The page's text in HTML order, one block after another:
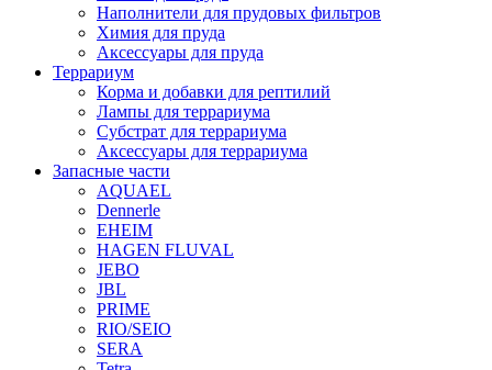
Наполнители для прудовых фильтров
Химия для пруда
Аксессуары для пруда
Террариум
Корма и добавки для рептилий
Лампы для террариума
Субстрат для террариума
Аксессуары для террариума
Запасные части
AQUAEL
Dennerle
EHEIM
HAGEN FLUVAL
JEBO
JBL
PRIME
RIO/SEIO
SERA